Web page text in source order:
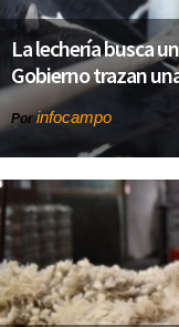
La lechería busca
Gobierno trazan
Porinfocampo